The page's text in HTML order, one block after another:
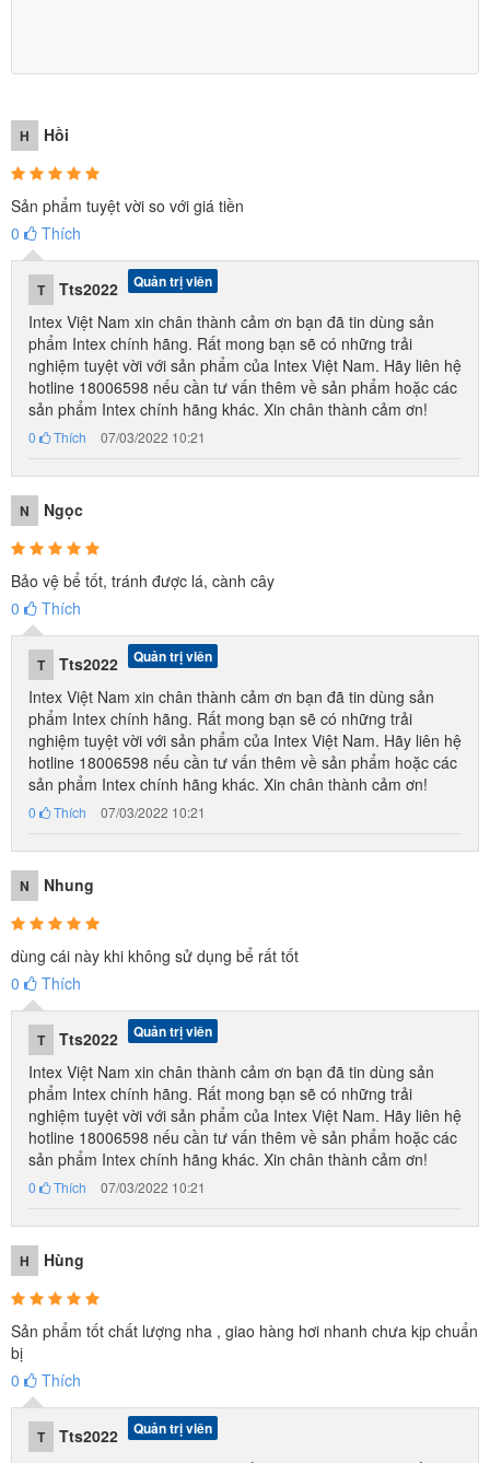
H Hồi
Sản phẩm tuyệt vời so với giá tiền
0
Thích
T Tts2022 Quản trị viên
Intex Việt Nam xin chân thành cảm ơn bạn đã tin dùng sản
phẩm Intex chính hãng. Rất mong bạn sẽ có những trải
nghiệm tuyệt vời với sản phẩm của Intex Việt Nam. Hãy liên hệ
hotline 18006598 nếu cần tư vấn thêm về sản phẩm hoặc các
sản phẩm Intex chính hãng khác. Xin chân thành cảm ơn!
0 Thích 07/03/2022 10:21
N Ngọc
Bảo vệ bể tốt, tránh được lá, cành cây
0
Thích
T Tts2022 Quản trị viên
Intex Việt Nam xin chân thành cảm ơn bạn đã tin dùng sản
phẩm Intex chính hãng. Rất mong bạn sẽ có những trải
nghiệm tuyệt vời với sản phẩm của Intex Việt Nam. Hãy liên hệ
hotline 18006598 nếu cần tư vấn thêm về sản phẩm hoặc các
sản phẩm Intex chính hãng khác. Xin chân thành cảm ơn!
0 Thích 07/03/2022 10:21
N Nhung
dùng cái này khi không sử dụng bể rất tốt
0
Thích
T Tts2022 Quản trị viên
Intex Việt Nam xin chân thành cảm ơn bạn đã tin dùng sản
phẩm Intex chính hãng. Rất mong bạn sẽ có những trải
nghiệm tuyệt vời với sản phẩm của Intex Việt Nam. Hãy liên hệ
hotline 18006598 nếu cần tư vấn thêm về sản phẩm hoặc các
sản phẩm Intex chính hãng khác. Xin chân thành cảm ơn!
0 Thích 07/03/2022 10:21
H Hùng
Sản phẩm tốt chất lượng nha , giao hàng hơi nhanh chưa kịp chuẩn
bị
0
Thích
T Tts2022 Quản trị viên